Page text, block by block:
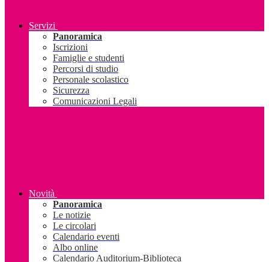
Servizi
Panoramica
Iscrizioni
Famiglie e studenti
Percorsi di studio
Personale scolastico
Sicurezza
Comunicazioni Legali
Novità
Panoramica
Le notizie
Le circolari
Calendario eventi
Albo online
Calendario Auditorium-Biblioteca